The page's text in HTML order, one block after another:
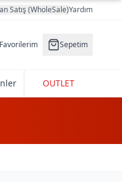
Satış (WholeSale)Yardım
Favorilerim Sepetim
OUTLET